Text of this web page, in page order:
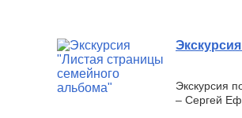
Экскурсия
– Сергей